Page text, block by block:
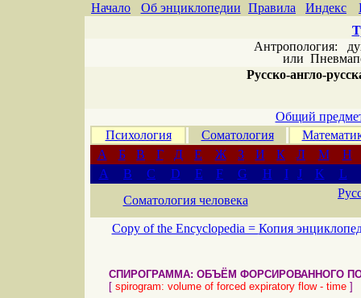
Начало Об энциклопедии Правила Индекс
Антропология:
или
Русско-англо-
Общий
Психология
Соматология
А
Б В Г Д Е Ж З И К Л М
Н
A
B C D E F G H I J K
L
Соматология человека
Copy of the Encyclopedia = Копия
СПИРОГРАММА: ОБЪЁМ ФОРСИРОВАННОГО
[ spirogram: volume of forced expiratory flow - time ]